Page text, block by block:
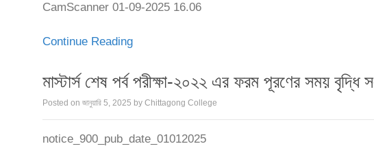
CamScanner 01-09-2025 16.06
Continue Reading
মাস্টার্স শেষ পর্ব পরীক্ষা-২০২২ এর ফরম পূরণের সময় বৃদ্ধি
Posted on জানুয়ারি 5, 2025 by Chittagong College
notice_900_pub_date_01012025